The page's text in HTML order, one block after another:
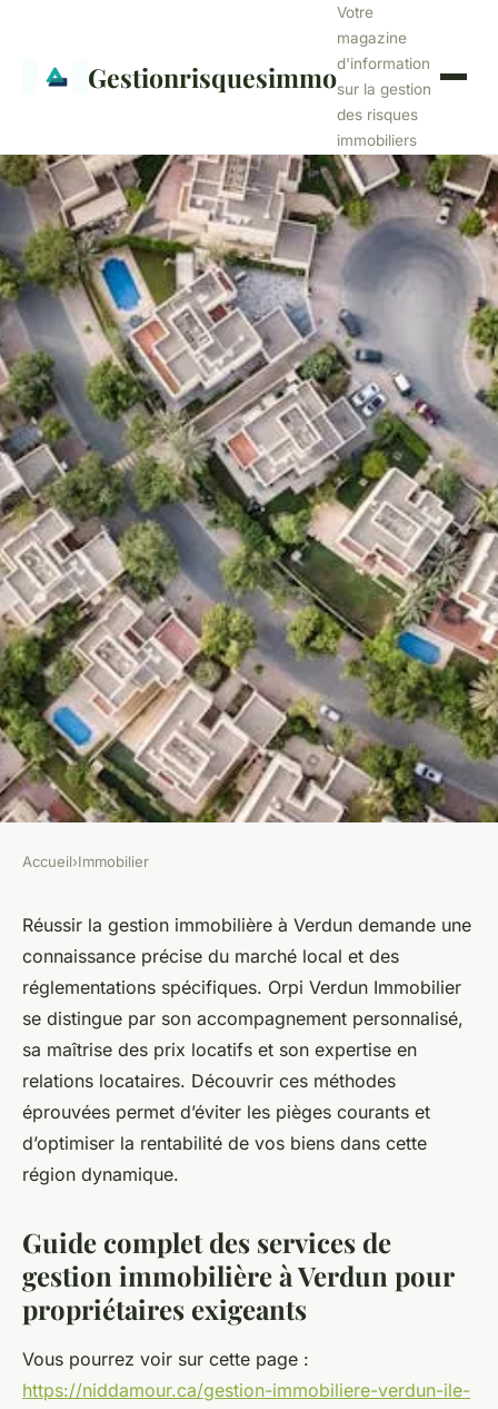
Gestionrisquesimmo
Votre
magazine
d'information
sur la gestion
des risques
immobiliers
Les secrets d'une gestion
immobilière réussie à verdun
Mathilde•15 mai 2025• 4 min de lecture
Accueil›Immobilier
Réussir la gestion immobilière à Verdun demande une
connaissance précise du marché local et des
réglementations spécifiques. Orpi Verdun Immobilier
se distingue par son accompagnement personnalisé,
sa maîtrise des prix locatifs et son expertise en
relations locataires. Découvrir ces méthodes
éprouvées permet d’éviter les pièges courants et
d’optimiser la rentabilité de vos biens dans cette
région dynamique.
Guide complet des services de
gestion immobilière à Verdun pour
propriétaires exigeants
Vous pourrez voir sur cette page :
https://niddamour.ca/gestion-immobiliere-verdun-ile-